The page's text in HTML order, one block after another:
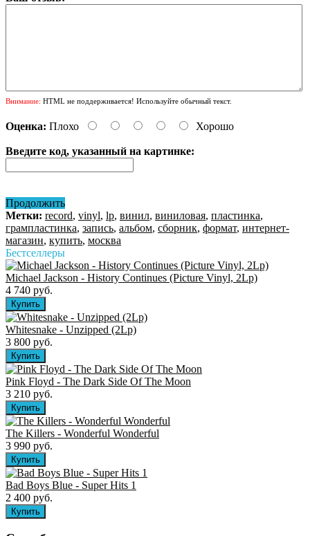
Внимание: HTML не поддерживается! Используйте обычный текст.
Оценка: Плохо Хорошо
Введите код, указанный на картинке:
Продолжить
Метки: record, vinyl, lp, винил, виниловая, пластинка,
грампластинка, запись, альбом, сборник, формат, интернет-
магазин, купить, москва
Бестселлеры
Michael Jackson - History Continues (Picture Vinyl, 2Lp)
4 740 руб.
Whitesnake - Unzipped (2Lp)
3 800 руб.
Pink Floyd - The Dark Side Of The Moon
3 210 руб.
The Killers ‎- Wonderful Wonderful
3 990 руб.
Bad Boys Blue - Super Hits 1
2 400 руб.